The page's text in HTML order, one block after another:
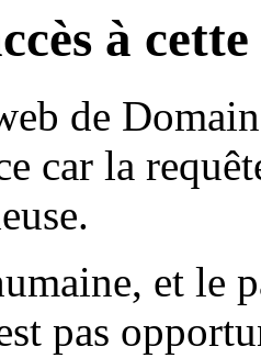
à
de
car la
et le
pas